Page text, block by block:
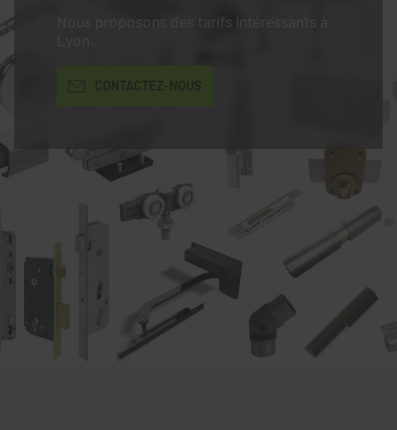
Nous proposons des tarifs intéressants à
CONTACTEZ-NOUS